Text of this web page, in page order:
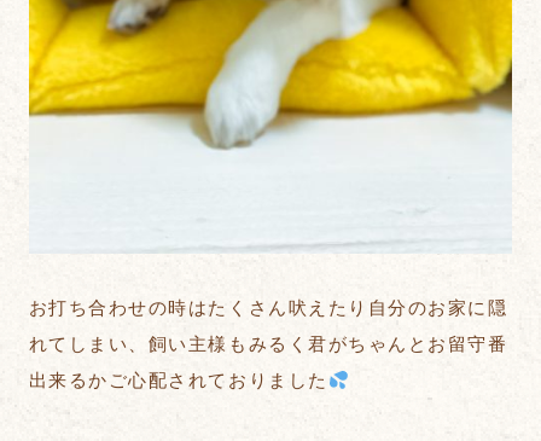
お打ち合わせの時はたくさん吠えたり自分のお家に隠
れてしまい、飼い主様もみるく君がちゃんとお留守番
出来るかご心配されておりました